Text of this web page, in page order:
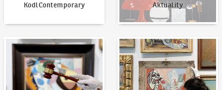
KodlContemporary Aktuality
Jak dražit? Nabídnout dílo